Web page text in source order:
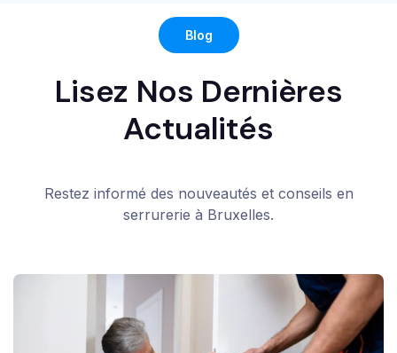
Blog
Lisez Nos Dernières
Actualités
Restez informé des nouveautés et conseils en
serrurerie à Bruxelles.